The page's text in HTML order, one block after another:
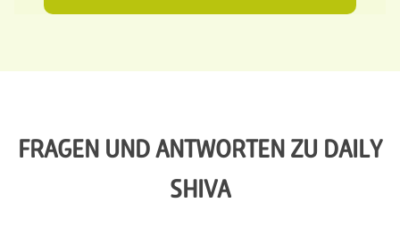
FRAGEN UND ANTWORTEN ZU DAILY
SHIVA